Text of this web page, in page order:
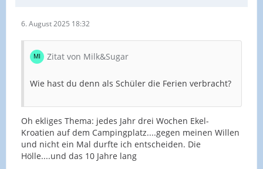
6. August 2025 18:32
Zitat von Milk&Sugar
Wie hast du denn als Schüler die Ferien verbracht?
Oh ekliges Thema: jedes Jahr drei Wochen Ekel-
Kroatien auf dem Campingplatz....gegen meinen Willen
und nicht ein Mal durfte ich entscheiden. Die
Hölle....und das 10 Jahre lang